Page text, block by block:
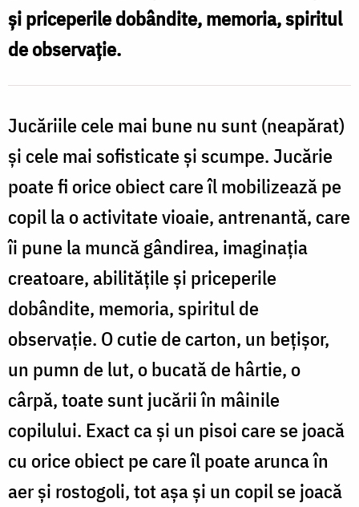
şi priceperile dobândite, memoria, spiritul
de observaţie.
Jucăriile cele mai bune nu sunt (neapărat)
şi cele mai sofisticate şi scumpe. Jucărie
poate fi orice obiect care îl mobilizează pe
copil la o activitate vioaie, antrenantă, care
îi pune la muncă gândirea, imaginaţia
creatoare, abilităţile şi priceperile
dobândite, memoria, spiritul de
observaţie. O cutie de carton, un beţişor,
un pumn de lut, o bucată de hârtie, o
cârpă, toate sunt jucării în mâinile
copilului. Exact ca şi un pisoi care se joacă
cu orice obiect pe care îl poate arunca în
aer şi rostogoli, tot aşa şi un copil se joacă